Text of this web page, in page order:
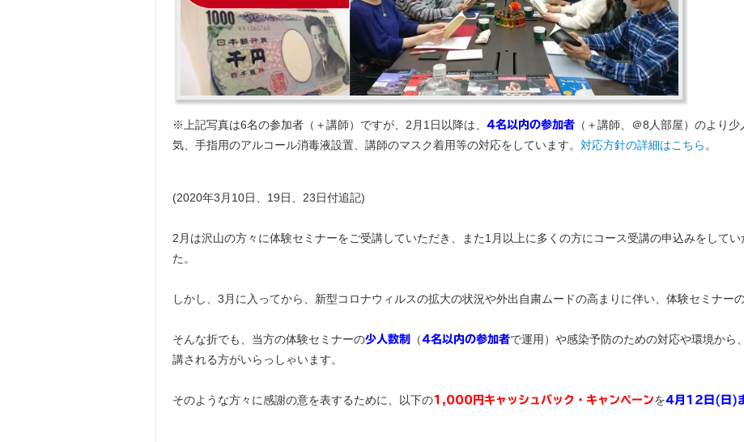
※上記写真は6名の参加者（＋講師）ですが、2月1日以降は、 4名以内の参加者 （＋講師、＠8人部屋）のより
気、手指用のアルコール消毒液設置、講師のマスク着用等の対応をしています。 対応方針の詳細はこちら 。
(2020年3月10日、19日、23日付追記)
2月は沢山の方々に体験セミナーをご受講していただき、また1月以上に多くの方にコース受講の申込みをして
た。
しかし、3月に入ってから、新型コロナウィルスの拡大の状況や外出自粛ムードの高まりに伴い、体験セミナー
そんな折でも、当方の体験セミナーの少人数制 （4名以内の参加者で運用）や感染予防のための対応や環境から
講される方がいらっしゃいます。
そのような方々に感謝の意を表するために、以下の1,000円キャッシュバック・キャンペーンを4月12日(日)